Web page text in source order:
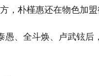
，朴槿惠还在物色加盟
、全斗焕、卢武铉